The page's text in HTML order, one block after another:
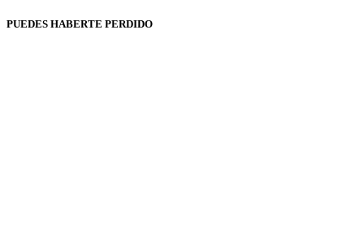
PUEDES HABERTE PERDIDO